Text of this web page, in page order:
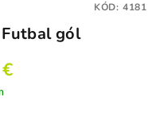
gól
KÓD: 4181